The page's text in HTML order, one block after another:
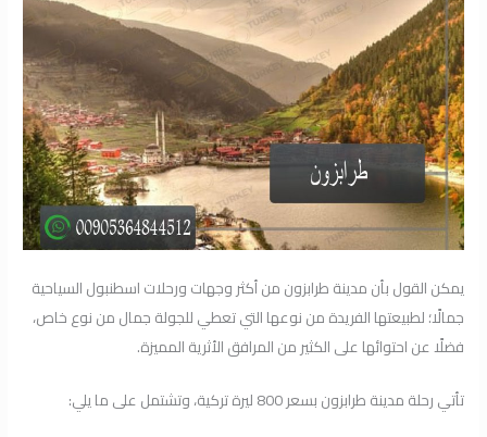
يمكن القول بأن مدينة طرابزون من أكثر وجهات ورحلات اسطنبول السياحية
جمالًا؛ لطبيعتها الفريدة من نوعها التي تعطي للجولة جمال من نوع خاص،
فضلًا عن احتوائها على الكثير من المرافق الأثرية المميزة.
تأتي رحلة مدينة طرابزون بسعر 800 ليرة تركية، وتشتمل على ما يلي: